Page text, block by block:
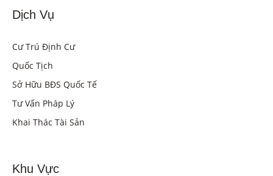
Dịch Vụ
Cư Trú Định Cư
Quốc Tịch
Sở Hữu BĐS Quốc Tế
Tư Vấn Pháp Lý
Khai Thác Tài Sản
Khu Vực